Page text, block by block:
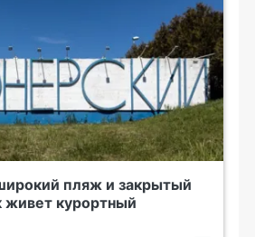
пляж и закрытый
живет курортный